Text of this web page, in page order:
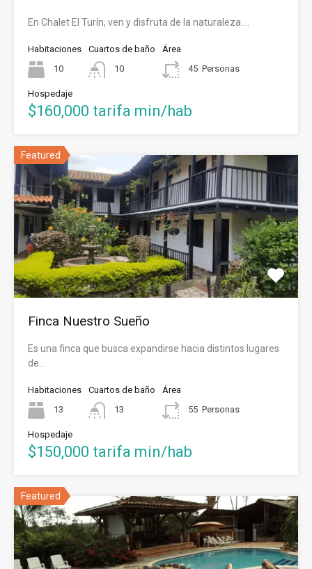
En Chalet El Turín, ven y disfruta de la naturaleza.…
Habitaciones
10
Cuartos de baño
10
Área
45 Personas
Hospedaje
$160,000 tarifa min/hab
Featured
Finca Nuestro Sueño
Es una finca que busca expandirse hacia distintos lugares
de…
Habitaciones
13
Cuartos de baño
13
Área
55 Personas
Hospedaje
$150,000 tarifa min/hab
Featured